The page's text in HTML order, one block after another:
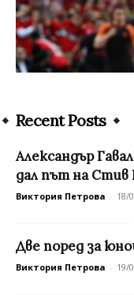
Recent Posts
Александър
дал път на
Виктория Петрова - 18/
Две поред за
Виктория Петрова - 19/